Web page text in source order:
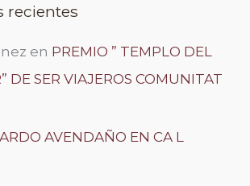
recientes
en PREMIO ” TEMPLO DEL
DE SER VIAJEROS COMUNITAT
AVENDAÑO EN CA L